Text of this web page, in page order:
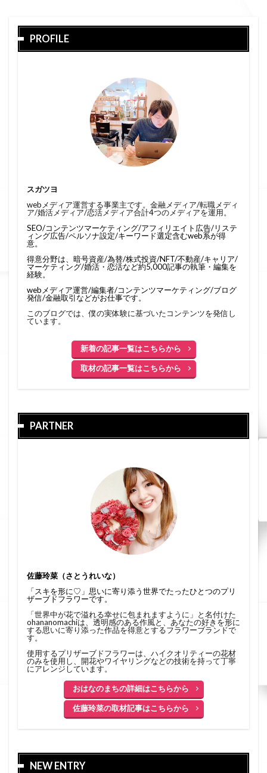
PROFILE
スガツヨ
webメディア運営する事業主です。金融メディア/転職メディ
ア/婚活メディア/恋活メディア合計4つのメディアを運用。
SEO/コンテンツマーケティング/アフィリエイト広告/リステ
ィング広告/ペルソナ設定/キーワード選定含むweb系が得
意。
得意分野は、暗号資産/為替/株式投資/NFT/不動産/キャリア/
マーケティング/婚活・恋活など約5,000記事の執筆・編集を
経験。
webメディア運営/編集者/コンテンツマーケティング/ブログ
発信/金融取引などがお仕事です。
このブログでは、僕の実体験に基づいたコンテンツを発信し
ています。
新着の記事一覧はこちらから
取材の記事一覧はこちらから
PARTNER
佐藤玲菜（さとうれいな）
「スキを形に♡」思いに寄り添う世界でたったひとつのプリ
ザーブドフラワーです。
「世界中が花で溢れる幸せに包まれますように」と名付けた
ohananomachiは、透明感のある作風と、あなたの好きを形に
する思いに寄り添った作品を得意とするフラワーブランドで
す。
使用するプリザーブドフラワーは、ハイクオリティーの花材
のみを使用し、開花やワイヤリングなどの技術を持って丁寧
にアレンジしています。
おはなのまちの詳細はこちらから
佐藤玲菜の取材記事はこちらから
NEW ENTRY